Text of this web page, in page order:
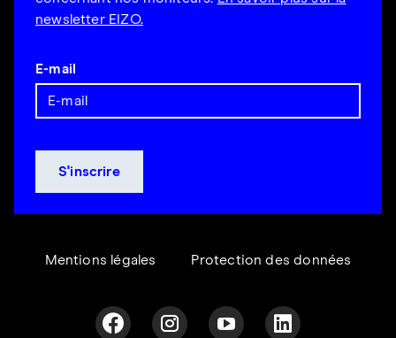
newsletter EIZO.
E-mail
Mentions légales Protection des données